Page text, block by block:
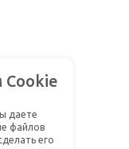
даете
файлов
его